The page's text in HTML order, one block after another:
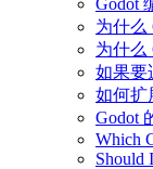
Godot
为什么
为什么
如果要
如何扩
Godot
Which
Should